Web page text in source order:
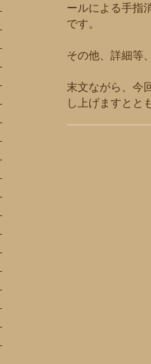
ールによる手指
です。
その他、詳細等
末文ながら、今
し上げますとと